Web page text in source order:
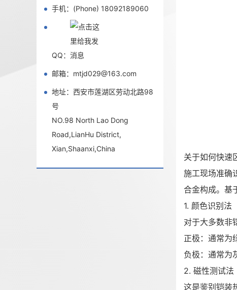
手机：(Phone) 18092189060
QQ：
邮箱：mtjd029@163.com
地址：西安市莲湖区劳动北路98
号
NO.98 North Lao Dong
Road,LianHu District,
Xian,Shaanxi,China
关于如何快速
施工现场准确
合金构成。基
1. 颜色识别法
对于大多数非
正极：通常为
负极：通常为
2. 磁性测试法
这是鉴别铠装